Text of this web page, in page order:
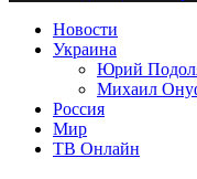
Новости
Украина
Юрий
Михаил
Россия
Мир
ТВ Онлайн